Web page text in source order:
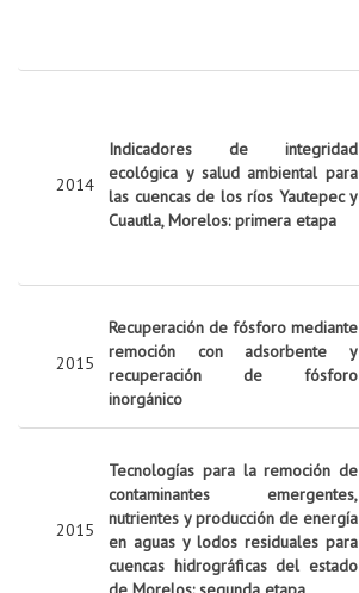
2014
Indicadores de integridad
ecológica y salud ambiental para
las cuencas de los ríos Yautepec y
Cuautla, Morelos: primera etapa
2015
Recuperación de fósforo mediante
remoción con adsorbente y
recuperación de fósforo
inorgánico
2015
Tecnologías para la remoción de
contaminantes emergentes,
nutrientes y producción de energía
en aguas y lodos residuales para
cuencas hidrográficas del estado